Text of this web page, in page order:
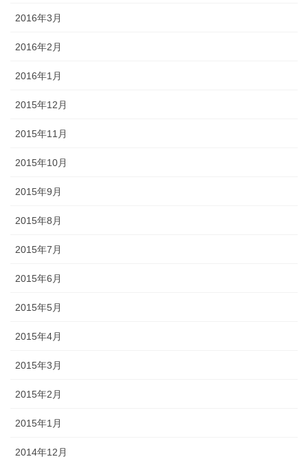
2016年3月
2016年2月
2016年1月
2015年12月
2015年11月
2015年10月
2015年9月
2015年8月
2015年7月
2015年6月
2015年5月
2015年4月
2015年3月
2015年2月
2015年1月
2014年12月